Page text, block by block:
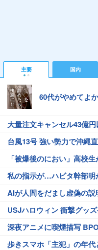
主要 国内
60代がやめてよ
大量注文キャンセル43億
台風13号 強い勢力で沖縄
「被爆後のにおい」高校
私の指示が…ハビタ幹部明
AIが人間をだまし虚偽の説
USJハロウィン 衝撃グッ
深夜アニメに喫煙描写
歩きスマホ「主犯」の年代